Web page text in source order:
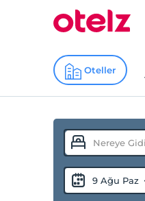
Oteller
9 Ağu Paz